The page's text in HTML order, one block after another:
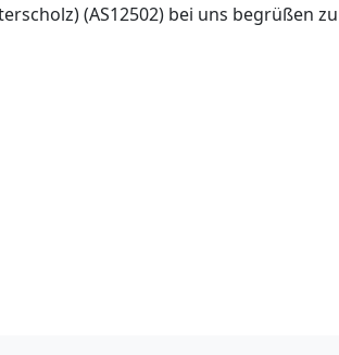
(AS12502) bei uns begrüßen